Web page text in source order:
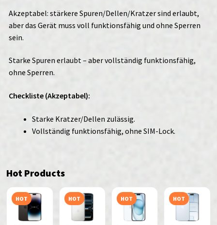
Akzeptabel: stärkere Spuren/Dellen/Kratzer sind erlaubt,
aber das Gerät muss voll funktionsfähig und ohne Sperren
sein.
Starke Spuren erlaubt – aber vollständig funktionsfähig,
ohne Sperren.
Checkliste (Akzeptabel):
Starke Kratzer/Dellen zulässig.
Vollständig funktionsfähig, ohne SIM-Lock.
Hot Products
HOT HOT HOT HOT